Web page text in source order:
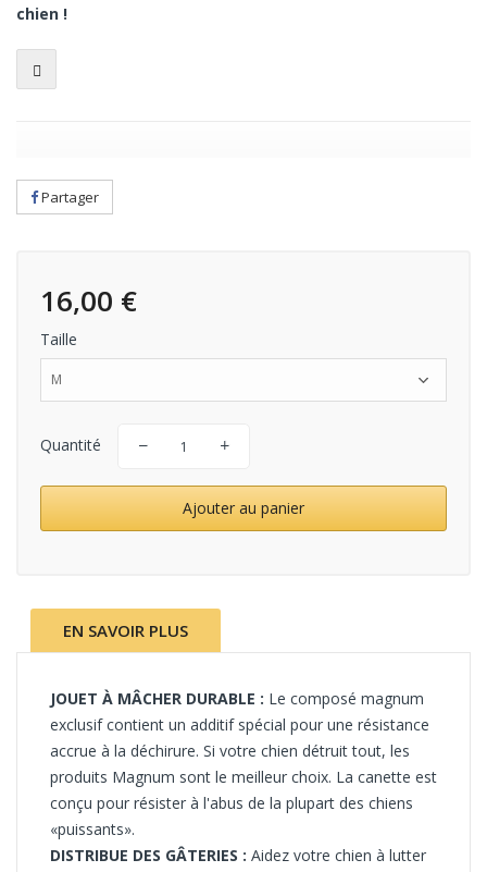
chien !
Partager
16,00 €
Taille
M
Quantité
Ajouter au panier
EN SAVOIR PLUS
JOUET À MÂCHER DURABLE : Le composé magnum
exclusif contient un additif spécial pour une résistance
accrue à la déchirure. Si votre chien détruit tout, les
produits Magnum sont le meilleur choix. La canette est
conçu pour résister à l'abus de la plupart des chiens
«puissants».
DISTRIBUE DES GÂTERIES : Aidez votre chien à lutter